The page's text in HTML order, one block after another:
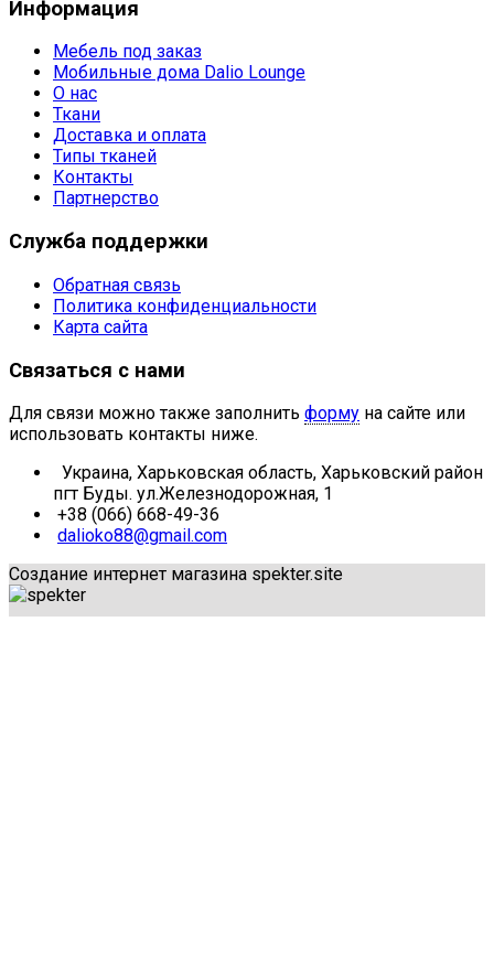
Информация
Мебель под заказ
Мобильные дома Dalio Lounge
О нас
Ткани
Доставка и оплата
Типы тканей
Контакты
Партнерство
Служба поддержки
Обратная связь
Политика конфиденциальности
Карта сайта
Связаться с нами
Для связи можно также заполнить форму на сайте или
использовать контакты ниже.
Украина, Харьковская область, Харьковский район
пгт Буды. ул.Железнодорожная, 1
+38 (066) 668-49-36
dalioko88@gmail.com
Создание интернет магазина spekter.site